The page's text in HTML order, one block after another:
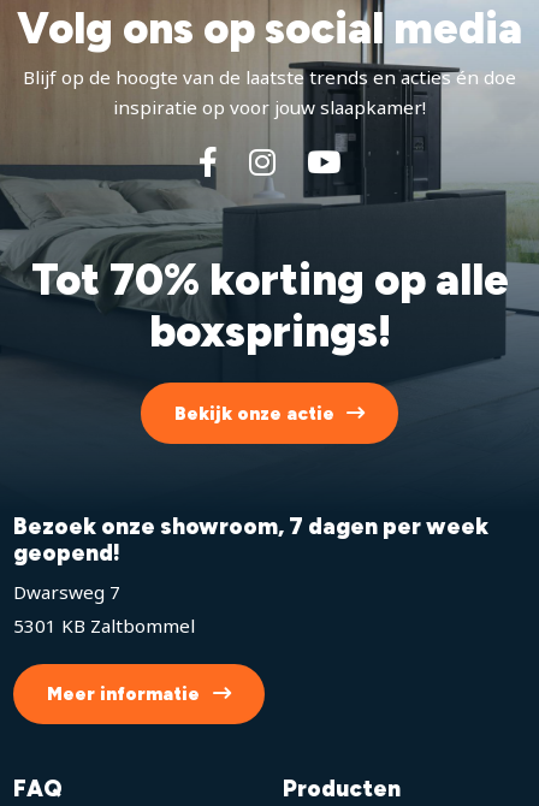
Volg ons op social media
Blijf op de hoogte van de laatste trends en acties én doe
inspiratie op voor jouw slaapkamer!
Tot 70% korting op alle
boxsprings!
Bekijk onze actie
Bezoek onze showroom, 7 dagen per week
geopend!
Dwarsweg 7
5301 KB Zaltbommel
Meer informatie
FAQ Producten